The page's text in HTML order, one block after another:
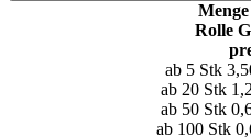
Menge
Rolle
ab 5 Stk
ab 20 Stk
ab 50 Stk
ab 100 Stk